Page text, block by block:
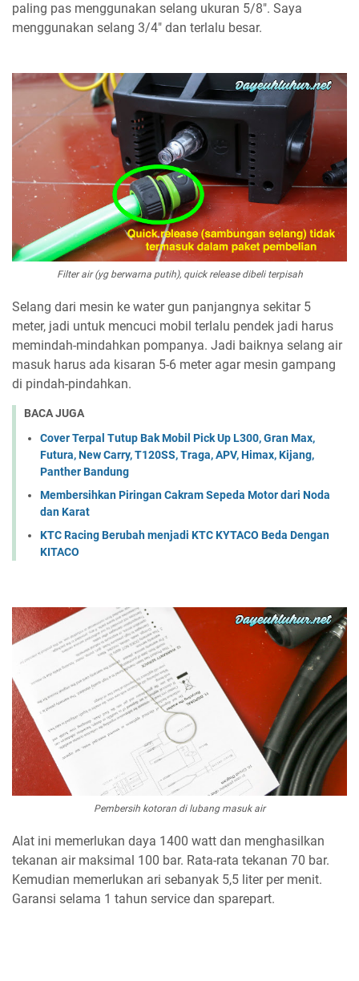
paling pas menggunakan selang ukuran 5/8". Saya
menggunakan selang 3/4" dan terlalu besar.
Filter air (yg berwarna putih), quick release dibeli terpisah
Selang dari mesin ke water gun panjangnya sekitar 5
meter, jadi untuk mencuci mobil terlalu pendek jadi harus
memindah-mindahkan pompanya. Jadi baiknya selang air
masuk harus ada kisaran 5-6 meter agar mesin gampang
di pindah-pindahkan.
BACA JUGA
Cover Terpal Tutup Bak Mobil Pick Up L300, Gran Max,
Futura, New Carry, T120SS, Traga, APV, Himax, Kijang,
Panther Bandung
Membersihkan Piringan Cakram Sepeda Motor dari Noda
dan Karat
KTC Racing Berubah menjadi KTC KYTACO Beda Dengan
KITACO
Pembersih kotoran di lubang masuk air
Alat ini memerlukan daya 1400 watt dan menghasilkan
tekanan air maksimal 100 bar. Rata-rata tekanan 70 bar.
Kemudian memerlukan ari sebanyak 5,5 liter per menit.
Garansi selama 1 tahun service dan sparepart.